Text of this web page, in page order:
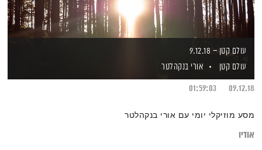
עולם קטן – 9.12.18
עולם קטן
אורי בנקהלטר
09.12.18
01:59:03
מסע מוזיקלי יומי עם אורי בנקהלטר
אודיו